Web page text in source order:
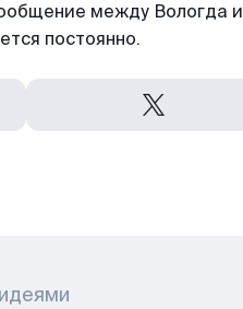
между Вологда и
постоянно.